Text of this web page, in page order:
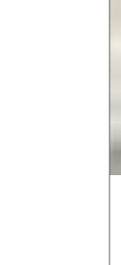
ich
des Lebens
Angst in